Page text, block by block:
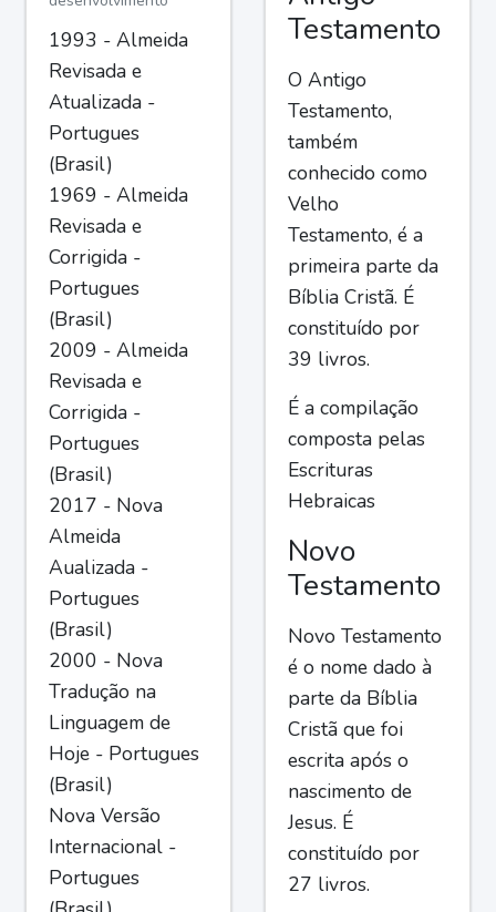
1993 - Almeida
Revisada e
Atualizada -
Portugues
(Brasil)
1969 - Almeida
Revisada e
Corrigida -
Portugues
(Brasil)
2009 - Almeida
Revisada e
Corrigida -
Portugues
(Brasil)
2017 - Nova
Almeida
Aualizada -
Portugues
(Brasil)
2000 - Nova
Tradução na
Linguagem de
Hoje - Portugues
(Brasil)
Nova Versão
Internacional -
Portugues
Testamento
O Antigo
Testamento,
também
conhecido como
Velho
Testamento, é a
primeira parte da
Bíblia Cristã. É
constituído por
39 livros.
É a compilação
composta pelas
Escrituras
Hebraicas
Novo
Testamento
Novo Testamento
é o nome dado à
parte da Bíblia
Cristã que foi
escrita após o
nascimento de
Jesus. É
constituído por
27 livros.